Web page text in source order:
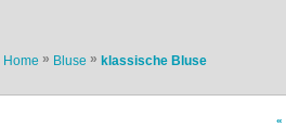
Home » Bluse » klassische Bluse
«